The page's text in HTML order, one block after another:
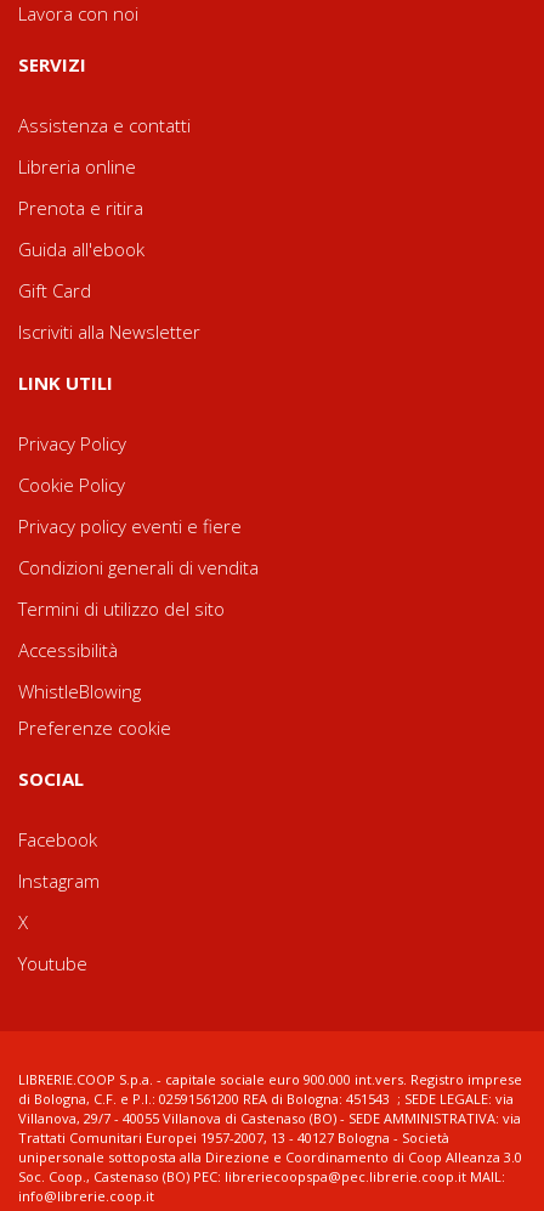
Lavora con noi
SERVIZI
Assistenza e contatti
Libreria online
Prenota e ritira
Guida all'ebook
Gift Card
Iscriviti alla Newsletter
LINK UTILI
Privacy Policy
Cookie Policy
Privacy policy eventi e fiere
Condizioni generali di vendita
Termini di utilizzo del sito
Accessibilità
WhistleBlowing
Preferenze cookie
SOCIAL
Facebook
Instagram
X
Youtube
LIBRERIE.COOP S.p.a. - capitale sociale euro 900.000 int.vers. Registro imprese
di Bologna, C.F. e P.I.: 02591561200 REA di Bologna: 451543 ; SEDE LEGALE: via
Villanova, 29/7 - 40055 Villanova di Castenaso (BO) - SEDE AMMINISTRATIVA: via
Trattati Comunitari Europei 1957-2007, 13 - 40127 Bologna - Società
unipersonale sottoposta alla Direzione e Coordinamento di Coop Alleanza 3.0
Soc. Coop., Castenaso (BO) PEC: libreriecoopspa@pec.librerie.coop.it MAIL:
info@librerie.coop.it